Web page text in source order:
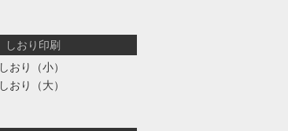
しおり印刷
しおり（小）
しおり（大）